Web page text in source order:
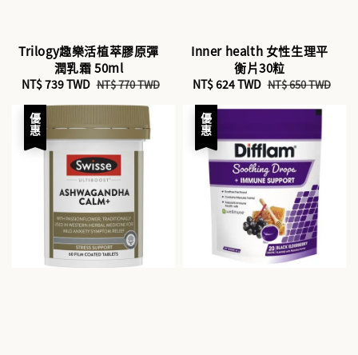
Trilogy趣樂活植萃膠原彈
潤乳霜 50ml
Sale
price
NT$ 739 TWD Regular
price
NT$ 770 TWD
Inner health 女性生理平
衡片30粒
Sale
price
NT$ 624 TWD Regular
NT$ 650 TWD
優惠 優惠